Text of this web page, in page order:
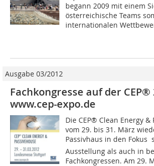
begann 2009 mit einem
österreichische Teams
internationalen
Ausgabe 03/2012
Fachkongresse auf der CEP®
www.cep-expo.de
Die CEP® Clean Energy
vom 29. bis 31. März
Passivhaus in den Fokus
Ausstellung als auch in
Fachkongressen. Am 29.